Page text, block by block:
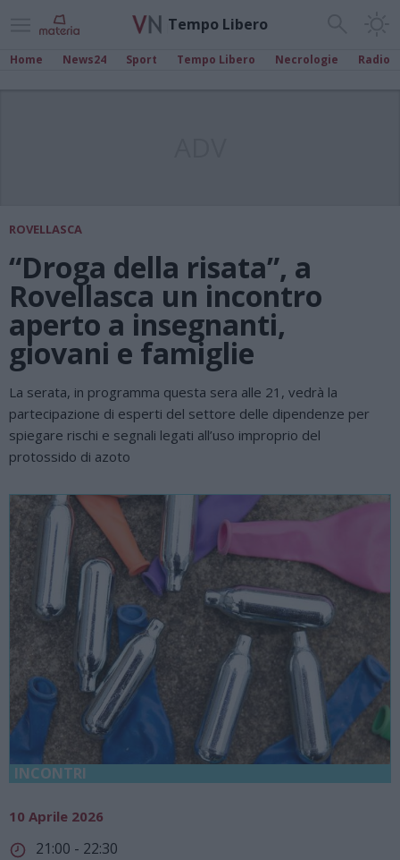
Tempo Libero
Home News24 Sport Tempo Libero Necrologie Radio
ROVELLASCA
“Droga della risata”, a
Rovellasca un incontro
aperto a insegnanti,
giovani e famiglie
La serata, in programma questa sera alle 21, vedrà la
partecipazione di esperti del settore delle dipendenze per
spiegare rischi e segnali legati all’uso improprio del
protossido di azoto
INCONTRI
10 Aprile 2026
21:00 - 22:30